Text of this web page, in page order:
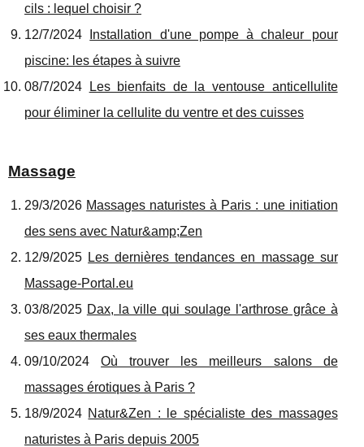
cils : lequel choisir ?
12/7/2024
Installation d'une pompe à chaleur pour
piscine: les étapes à suivre
08/7/2024
Les bienfaits de la ventouse anticellulite
pour éliminer la cellulite du ventre et des cuisses
Massage
29/3/2026 Massages naturistes à Paris : une initiation
des sens avec Natur&amp;Zen
12/9/2025 Les dernières tendances en massage sur
Massage-Portal.eu
03/8/2025 Dax, la ville qui soulage l'arthrose grâce à
ses eaux thermales
09/10/2024Où trouver les meilleurs salons de
massages érotiques à Paris ?
18/9/2024 Natur&Zen : le spécialiste des massages
naturistes à Paris depuis 2005